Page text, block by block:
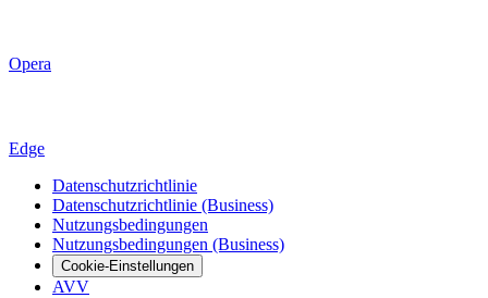
Opera
Edge
Datenschutzrichtlinie
Datenschutzrichtlinie (Business)
Nutzungsbedingungen
Nutzungsbedingungen (Business)
Cookie-Einstellungen
AVV